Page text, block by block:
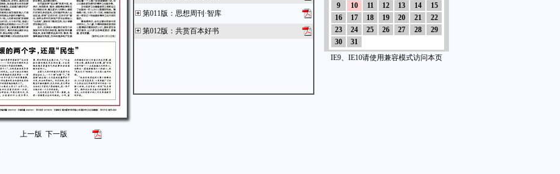
上一版 下一版
第011版 ： 思想周刊·智库
第012版 ： 共赏百本好书
9
10 11 12 13 14
15
16
17 18 19 20 21
22
23
24 25 26 27 28
29
30
31
IE9、IE10请使用兼容模式访问本页